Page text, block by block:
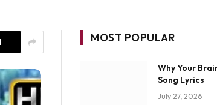
MOST POPULAR
Why Your
Song Lyrics
July 27, 2026